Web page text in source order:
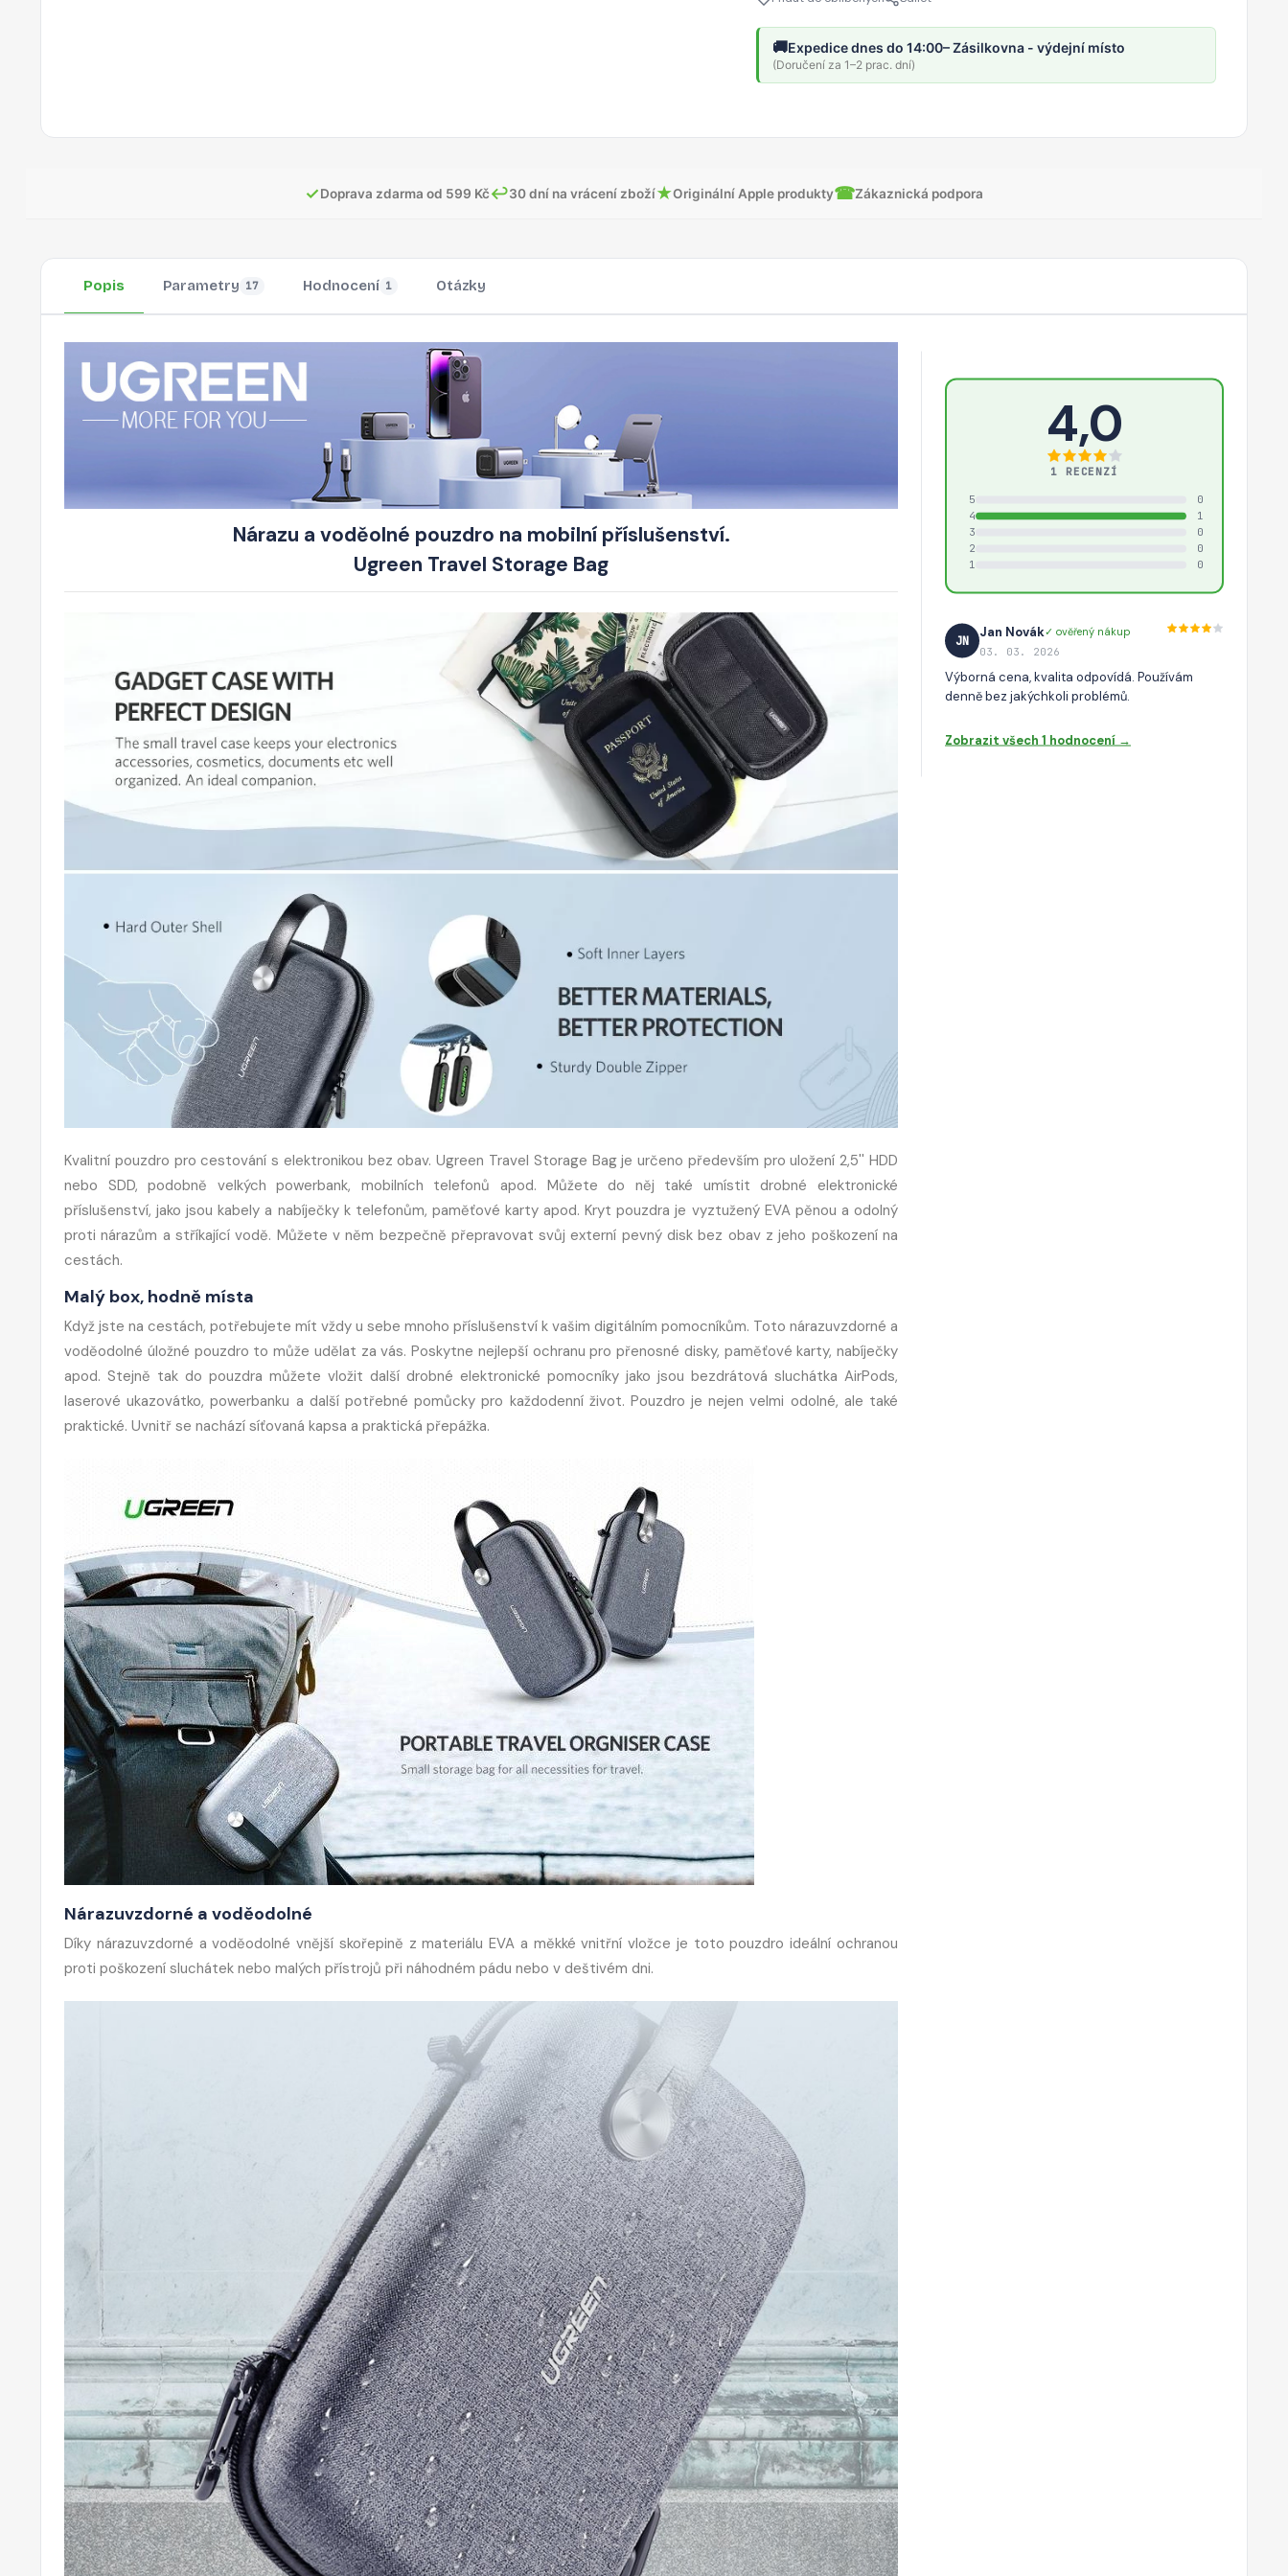
🚚Expedice dnes do 14:00– Zásilkovna - výdejní místo
(Doručení za 1–2 prac. dní)
✓Doprava zdarma od 599 Kč↩30 dní na vrácení zboží★Originální Apple produkty☎Zákaznická podpora
Popis Parametry 17 Hodnocení 1 Otázky
Nárazu a voděolné pouzdro na mobilní příslušenství.
Ugreen Travel Storage Bag
Kvalitní pouzdro pro cestování s elektronikou bez obav. Ugreen Travel Storage Bag je určeno především pro uložení 2,5'' HDD
nebo SDD, podobně velkých powerbank, mobilních telefonů apod. Můžete do něj také umístit drobné elektronické
příslušenství, jako jsou kabely a nabíječky k telefonům, paměťové karty apod. Kryt pouzdra je vyztužený EVA pěnou a odolný
proti nárazům a stříkající vodě. Můžete v něm bezpečně přepravovat svůj externí pevný disk bez obav z jeho poškození na
cestách.
Malý box, hodně místa
Když jste na cestách, potřebujete mít vždy u sebe mnoho příslušenství k vašim digitálním pomocníkům. Toto nárazuvzdorné a
voděodolné úložné pouzdro to může udělat za vás. Poskytne nejlepší ochranu pro přenosné disky, paměťové karty, nabíječky
apod. Stejně tak do pouzdra můžete vložit další drobné elektronické pomocníky jako jsou bezdrátová sluchátka AirPods,
laserové ukazovátko, powerbanku a další potřebné pomůcky pro každodenní život. Pouzdro je nejen velmi odolné, ale také
praktické. Uvnitř se nachází síťovaná kapsa a praktická přepážka.
Nárazuvzdorné a voděodolné
Díky nárazuvzdorné a voděodolné vnější skořepině z materiálu EVA a měkké vnitřní vložce je toto pouzdro ideální ochranou
proti poškození sluchátek nebo malých přístrojů při náhodném pádu nebo v deštivém dni.
4,0
1 RECENZÍ
5
0
4
1
3
0
2
0
1
0
JN
Jan Novák✓ ověřený nákup
03. 03. 2026
Výborná cena, kvalita odpovídá. Používám
denně bez jakýchkoli problémů.
Zobrazit všech 1 hodnocení →